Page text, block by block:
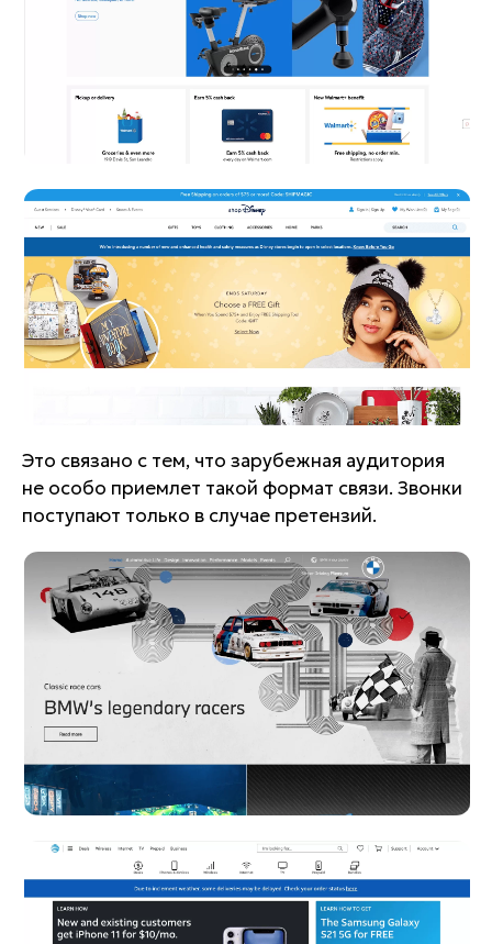
Это связано с тем, что зарубежная аудитория
не особо приемлет такой формат связи. Звонки
поступают только в случае претензий.